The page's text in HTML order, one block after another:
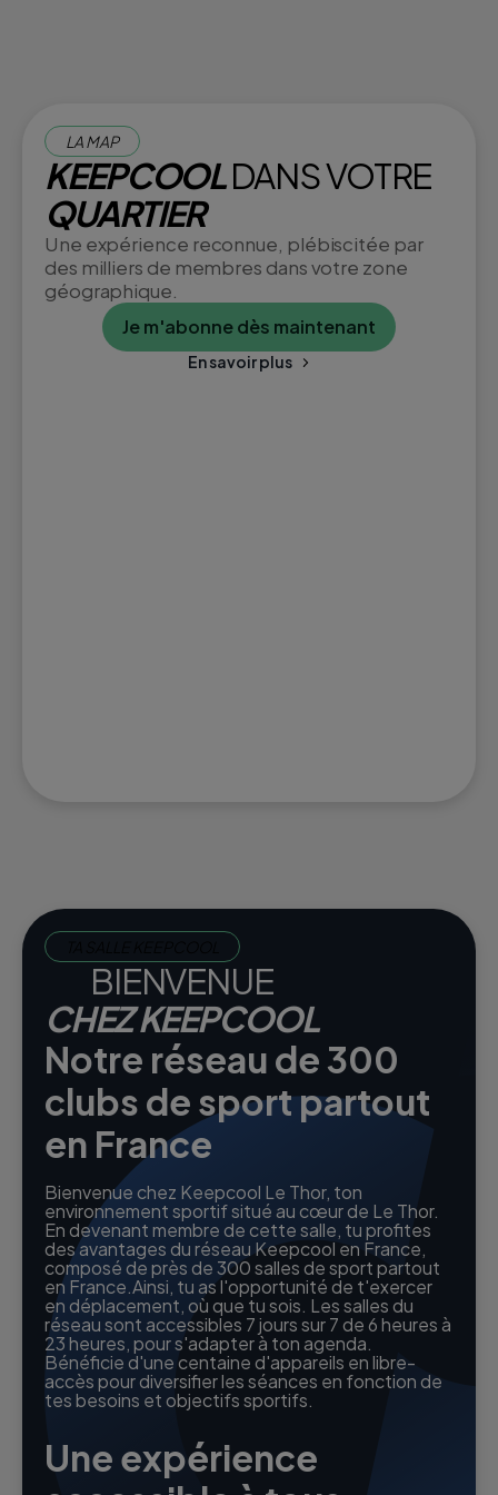
LA MAP
KEEPCOOLDANS VOTRE
QUARTIER
Une expérience reconnue, plébiscitée par
des milliers de membres dans votre zone
géographique.
Je m'abonne dès maintenant
En savoir plus
BIENVENUE
CHEZ KEEPCOOL
Notre réseau de 300
clubs de sport partout
en France
Bienvenue chez Keepcool Le Thor, ton
environnement sportif situé au cœur de Le Thor.
En devenant membre de cette salle, tu profites
des avantages du réseau Keepcool en France,
composé de près de 300 salles de sport partout
en France.Ainsi, tu as l'opportunité de t'exercer
en déplacement, où que tu sois. Les salles du
réseau sont accessibles 7 jours sur 7 de 6 heures à
23 heures, pour s'adapter à ton agenda.
Bénéficie d'une centaine d'appareils en libre-
accès pour diversifier les séances en fonction de
tes besoins et objectifs sportifs.
Une expérience